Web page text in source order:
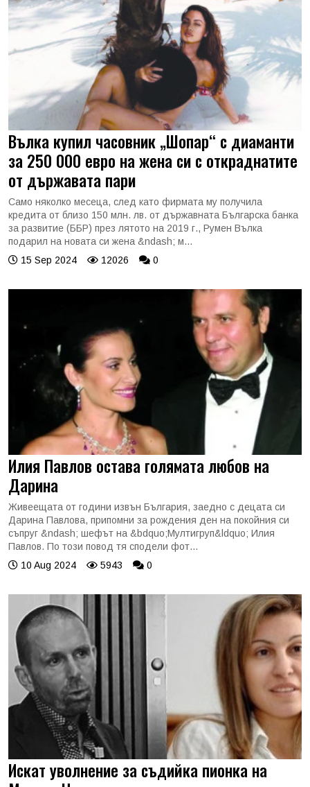
Вълка купил часовник „Шопар“ с диаманти
за 250 000 евро на жена си с откраднатите
от държавата пари
Само няколко месеца, след като фирмата му получила
кредита от близо 150 млн. лв. от държавната Българска банка
за развитие (ББР) през лятото на 2019 г., Румен Вълка
подарил на новата си жена &ndash; м...
15 Sep 2024
12026 0
Илия Павлов остава голямата любов на
Дарина
Живеещата от години извън България, заедно с децата си
Дарина Павлова, припомни за рождения ден на покойния си
съпруг &ndash; шефът на &bdquo;Мултигруп&ldquo; Илия
Павлов. По този повод тя сподели фот...
10 Aug 2024
5943 0
Искат уволнение за съдийка пионка на